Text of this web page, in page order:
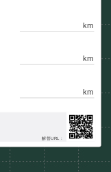
km
km
km
解答URL :